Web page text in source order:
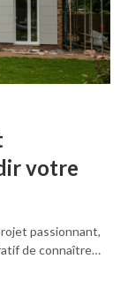
votre
passionnant,
de connaître…